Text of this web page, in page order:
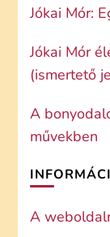
Jókai Mór:
Jókai Mór
(ismertető
A
művekben
A